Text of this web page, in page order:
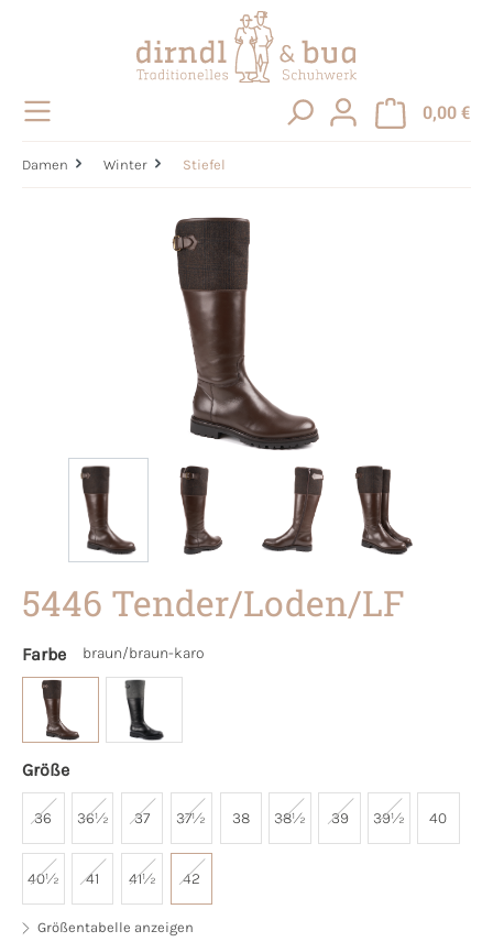
0,00 €
Damen Winter Stiefel
Bildergalerie überspringen
5446 Tender/Loden/LF
Farbe braun/braun-karo
Größe
36 36½ 37 37½ 38 38½ 39 39½ 40
40½ 41 41½ 42
Größentabelle anzeigen